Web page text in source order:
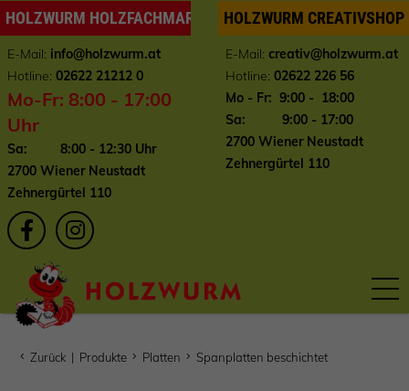
HOLZWURM HOLZFACHMARKT
E-Mail: info@holzwurm.at
Hotline: 02622 21212 0
Mo-Fr: 8:00 - 17:00
Uhr
Sa: 8:00 - 12:30 Uhr
2700 Wiener Neustadt
Zehnergürtel 110
HOLZWURM CREATIVSHOP
E-Mail: creativ@holzwurm.at
Hotline: 02622 226 56
Mo - Fr: 9:00 - 18:00
Sa: 9:00 - 17:00
2700 Wiener Neustadt
Zehnergürtel 110
Zurück | Produkte Platten Spanplatten beschichtet